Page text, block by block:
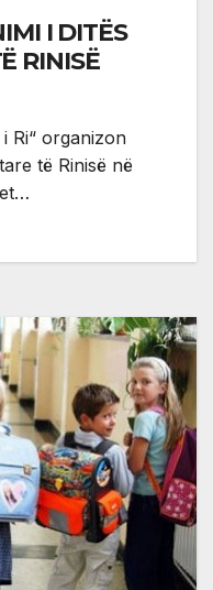
I DITËS
RINISË
Ri“ organizon
të Rinisë në